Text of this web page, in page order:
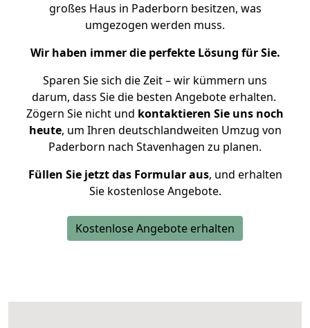
großes Haus in Paderborn besitzen, was
umgezogen werden muss.
Wir haben immer die perfekte Lösung für Sie.
Sparen Sie sich die Zeit – wir kümmern uns
darum, dass Sie die besten Angebote erhalten.
Zögern Sie nicht und kontaktieren Sie uns noch
heute, um Ihren deutschlandweiten Umzug von
Paderborn nach Stavenhagen zu planen.
Füllen Sie jetzt das Formular aus, und erhalten
Sie kostenlose Angebote.
Kostenlose Angebote erhalten